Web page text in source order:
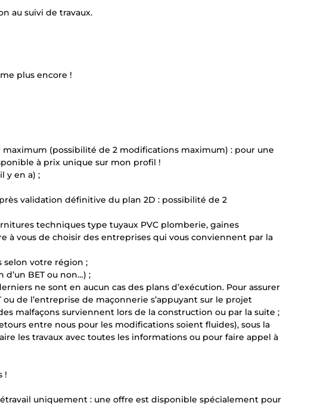
au suivi de travaux.
plus encore !
maximum (possibilité de 2 modifications maximum) : pour une
à prix unique sur mon profil !
y en a) ;
validation définitive du plan 2D : possibilité de 2
techniques type tuyaux PVC plomberie, gaines
vous de choisir des entreprises qui vous conviennent par la
selon votre région ;
BET ou non…) ;
ne sont en aucun cas des plans d’exécution. Pour assurer
de l’entreprise de maçonnerie s’appuyant sur le projet
malfaçons surviennent lors de la construction ou par la suite ;
entre nous pour les modifications soient fluides), sous la
les travaux avec toutes les informations ou pour faire appel à
!
uniquement : une offre est disponible spécialement pour